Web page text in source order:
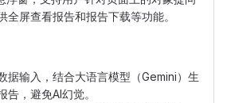
全屏查看报告和报告下载等功能。
据输入，结合大语言模型（Gemini）生
告，避免AI幻觉。